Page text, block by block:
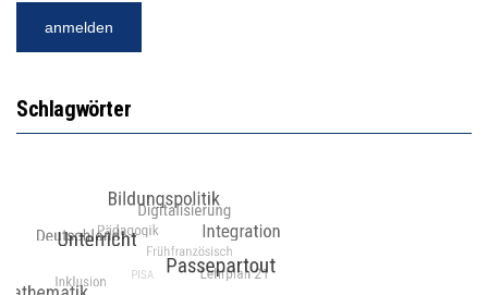
Schlagwörter